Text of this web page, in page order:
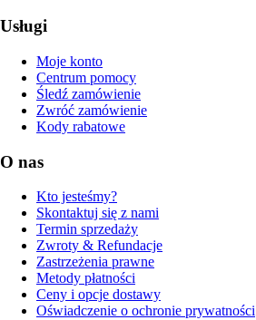
Usługi
Moje konto
Centrum pomocy
Śledź zamówienie
Zwróć zamówienie
Kody rabatowe
O nas
Kto jesteśmy?
Skontaktuj się z nami
Termin sprzedaży
Zwroty & Refundacje
Zastrzeżenia prawne
Metody płatności
Ceny i opcje dostawy
Oświadczenie o ochronie prywatności